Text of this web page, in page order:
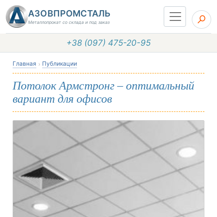
АЗОВПРОМСТАЛЬ
Металлопрокат со склада и под заказ
+38 (097) 475-20-95
Главная Публикации
Потолок Армстронг – оптимальный
вариант для офисов